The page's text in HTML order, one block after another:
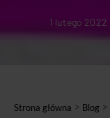
1 lutego 2022
Strona główna > Blog >